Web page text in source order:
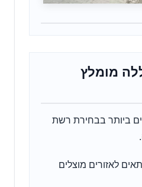
מומלץ
ביותר בבחירת רשת
לאזורים מוצלים